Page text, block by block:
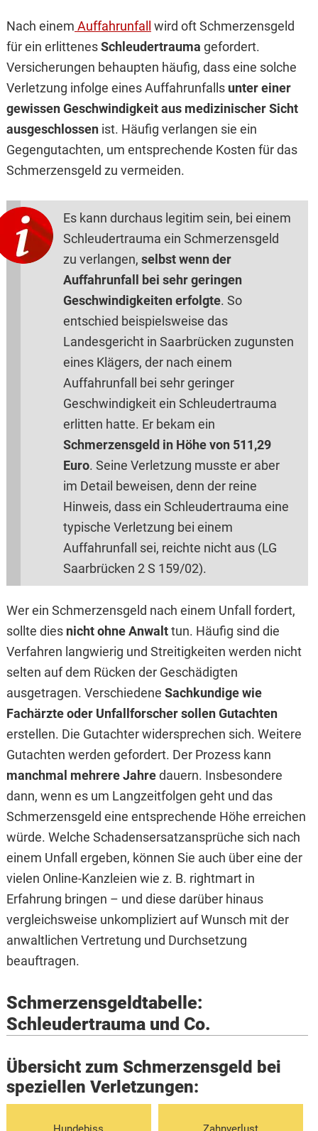
Nach einem Auffahrunfall
wird oft Schmerzensgeld
für ein erlittenesSchleudertrauma gefordert.
Versicherungen behaupten häufig, dass eine solche
Verletzung infolge eines Auffahrunfalls unter einer
gewissen Geschwindigkeit aus medizinischer Sicht
ausgeschlossenist. Häufig verlangen sie ein
Gegengutachten, um entsprechende Kosten für das
Schmerzensgeld zu vermeiden.
Es kann durchaus legitim sein, bei einem
Schleudertrauma ein Schmerzensgeld
zu verlangen, selbst wenn der
Auffahrunfall bei sehr geringen
Geschwindigkeiten erfolgte. So
entschied beispielsweise das
Landesgericht in Saarbrücken zugunsten
eines Klägers, der nach einem
Auffahrunfall bei sehr geringer
Geschwindigkeit ein Schleudertrauma
erlitten hatte. Er bekam ein
Schmerzensgeld in Höhe von 511,29
Euro. Seine Verletzung musste er aber
im Detail beweisen, denn der reine
Hinweis, dass ein Schleudertrauma eine
typische Verletzung bei einem
Auffahrunfall sei, reichte nicht aus (LG
Saarbrücken 2 S 159/02).
Wer ein Schmerzensgeld nach einem Unfall fordert,
sollte diesnicht ohne Anwalttun. Häufig sind die
Verfahren langwierig und Streitigkeiten werden nicht
selten auf dem Rücken der Geschädigten
ausgetragen. Verschiedene Sachkundige wie
Fachärzte oder Unfallforscher sollen Gutachten
erstellen. Die Gutachter widersprechen sich. Weitere
Gutachten werden gefordert. Der Prozess kann
manchmal mehrere Jahredauern. Insbesondere
dann, wenn es um Langzeitfolgen geht und das
Schmerzensgeld eine entsprechende Höhe erreichen
würde. Welche Schadensersatzansprüche sich nach
einem Unfall ergeben, können Sie auch über eine der
vielen Online-Kanzleien wie z. B. rightmart in
Erfahrung bringen – und diese darüber hinaus
vergleichsweise unkompliziert auf Wunsch mit der
anwaltlichen Vertretung und Durchsetzung
beauftragen.
Schmerzensgeldtabelle:
Schleudertrauma und Co.
Übersicht zum Schmerzensgeld bei
speziellen Verletzungen: